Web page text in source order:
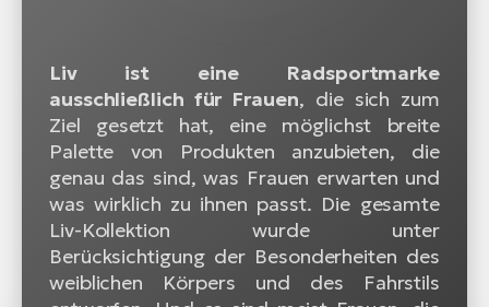
Liv ist eine Radsportmarke
ausschließlich für Frauen, die sich zum
Ziel gesetzt hat, eine möglichst breite
Palette von Produkten anzubieten, die
genau das sind, was Frauen erwarten und
was wirklich zu ihnen passt. Die gesamte
Liv-Kollektion wurde unter
Berücksichtigung der Besonderheiten des
weiblichen Körpers und des Fahrstils